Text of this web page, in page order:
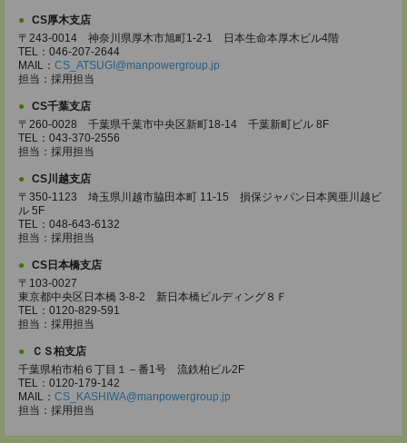
CS厚木支店
〒243-0014 神奈川県厚木市旭町1-2-1 日本生命本厚木ビル4階
TEL：046-207-2644
MAIL： CS_ATSUGI@manpowergroup.jp
担当：採用担当
CS千葉支店
〒260-0028 千葉県千葉市中央区新町18-14 千葉新町ビル 8F
TEL：043-370-2556
担当：採用担当
CS川越支店
〒350-1123 埼玉県川越市脇田本町 11-15 損保ジャパン日本興亜川越ビ
ル 5F
TEL：048-643-6132
担当：採用担当
CS日本橋支店
〒103-0027
東京都中央区日本橋 3-8-2 新日本橋ビルディング８Ｆ
TEL：0120-829-591
担当：採用担当
ＣＳ柏支店
千葉県柏市柏６丁目１－番1号 流鉄柏ビル2F
TEL：0120-179-142
MAIL： CS_KASHIWA@manpowergroup.jp
担当：採用担当